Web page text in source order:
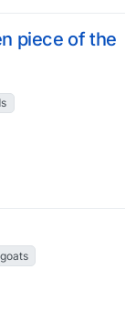
piece of the
goats